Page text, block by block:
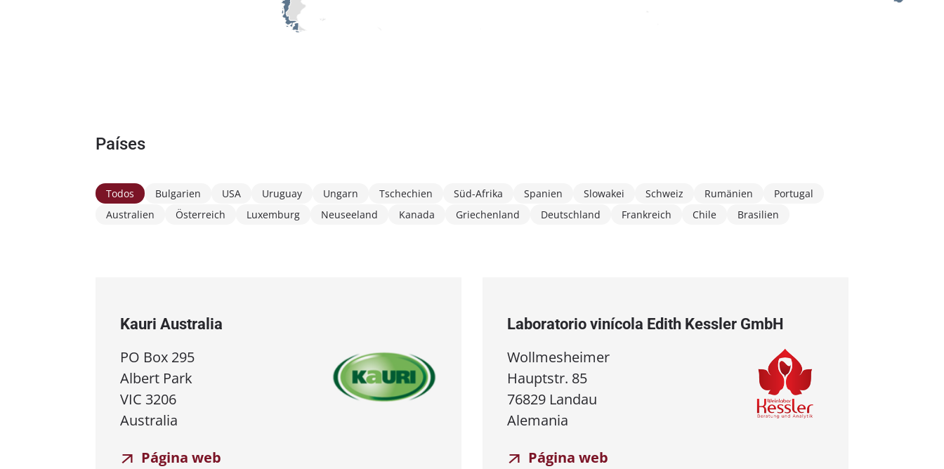
Países
Todos Bulgarien USA Uruguay Ungarn Tschechien Süd-Afrika Spanien Slowakei Schweiz Rumänien
Portugal
Australien
Österreich Luxemburg Neuseeland Kanada Griechenland Deutschland Frankreich Chile Brasilien
Kauri Australia
PO Box 295
Albert Park
VIC 3206
Australia
Página web
Laboratorio vinícola Edith Kessler GmbH
Wollmesheimer
Hauptstr. 85
76829 Landau
Alemania
Página web